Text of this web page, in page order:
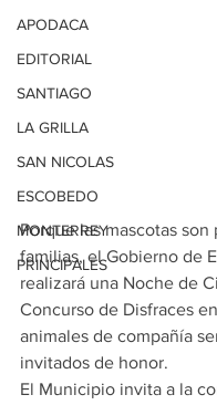
APODACA
EDITORIAL
SANTIAGO
LA GRILLA
SAN NICOLAS
ESCOBEDO
MONTERREY
PRINCIPALES
Porque las mascotas son
familias, el Gobierno de
realizará una Noche de
Concurso de Disfraces
animales de compañía
invitados de honor.
El Municipio invita a la